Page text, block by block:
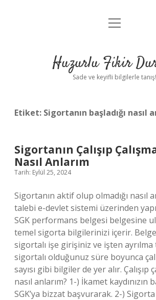
Anasayfa
Yasal Uyarı
menüyü
Huzurlu Fikir
Sade ve keyifli bilgilerle tanış!
Etiket: Sigortanın başladığı nasıl
Sigortanın Çalışıp
Nasıl Anlarım
Tarih: Eylül 25, 2024
Sigortanın aktif olup olmadığı nasıl
talebi e-devlet sistemi üzerinden
SGK performans belgesi belgesine
temel sigorta bilgilerinizi içerir.
sigortalı işe girişiniz ve işten
sigortalı olduğunuz süre boyunca
sayısı gibi bilgiler de yer alır. Çalışıp
nasıl anlarım? 1-) İkamet kaydınızın
SGK’ya bizzat başvurarak. 2-) Sigorta